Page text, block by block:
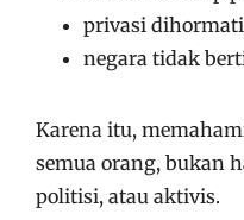
privasi
negara tidak
Karena itu,
semua orang, bukan
politisi, atau aktivis.